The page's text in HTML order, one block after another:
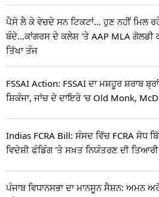
ਪੈਸੇ ਲੈ ਕੇ ਵੇਚਦੇ ਸਨ ਟਿਕਟਾਂ... ਹੁਣ ਨਹੀਂ ਮਿਲ
ਬੰਦੇ...ਕਾਂਗਰਸ ਦੇ ਕਲੇਸ਼ 'ਤੇ AAP MLA ਗੋਲਡੀ
ਤਿੱਖਾ ਤੰਜ
FSSAI Action: FSSAI ਦਾ ਮਸ਼ਹੂਰ ਸ਼ਰਾਬ
ਸ਼ਿਕੰਜਾ, ਜਾਂਚ ਦੇ ਦਾਇਰੇ 'ਚ Old Monk,
Indias FCRA Bill: ਸੰਸਦ ਵਿੱਚ FCRA ਸੋਧ
ਵਿਦੇਸ਼ੀ ਫੰਡਿੰਗ 'ਤੇ ਸਖ਼ਤ ਨਿਯੰਤਰਣ ਦੀ ਤਿਆਰੀ
ਪੰਜਾਬ ਵਿਧਾਨਸਭਾ ਦਾ ਮਾਨਸੂਨ ਸੈਸ਼ਨ: ਅਮਨ